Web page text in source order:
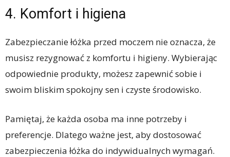
4. Komfort i higiena
Zabezpieczanie łóżka przed moczem nie oznacza, że
musisz rezygnować z komfortu i higieny. Wybierając
odpowiednie produkty, możesz zapewnić sobie i
swoim bliskim spokojny sen i czyste środowisko.
Pamiętaj, że każda osoba ma inne potrzeby i
preferencje. Dlatego ważne jest, aby dostosować
zabezpieczenia łóżka do indywidualnych wymagań.